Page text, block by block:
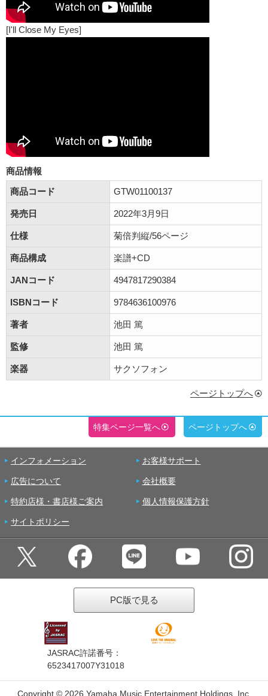
[I'll Close My Eyes]
商品情報
商品コード
GTW01100137
発売日 2022年3月9日
仕様 菊倍判縦/56ページ
商品構成 楽譜+CD
JANコード 4947817290384
ISBNコード 9784636100976
著者 池田 篤
監修 池田 篤
楽器 サクソフォン
ページトップへ
特集ページ一覧へ ページトップへ
インフォメーション お客様サポート
広告について 会社概要
特約店様・書店様ご案内 個人情報保護方針
サイトポリシー
PC版で見る
JASRAC許諾番号：
6523417007Y31018
Copyright © 2026 Yamaha Music Entertainment Holdings, Inc.